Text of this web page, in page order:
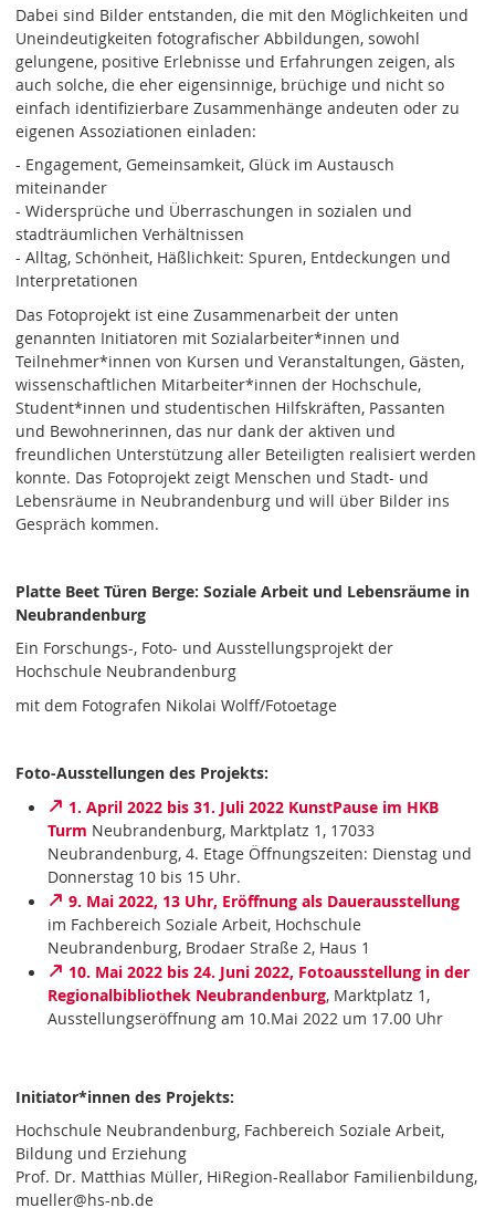
Dabei sind Bilder entstanden, die mit den Möglichkeiten und
Uneindeutigkeiten fotografischer Abbildungen, sowohl
gelungene, positive Erlebnisse und Erfahrungen zeigen, als
auch solche, die eher eigensinnige, brüchige und nicht so
einfach identifizierbare Zusammenhänge andeuten oder zu
eigenen Assoziationen einladen:
- Engagement, Gemeinsamkeit, Glück im Austausch
miteinander
- Widersprüche und Überraschungen in sozialen und
stadträumlichen Verhältnissen
- Alltag, Schönheit, Häßlichkeit: Spuren, Entdeckungen und
Interpretationen
Das Fotoprojekt ist eine Zusammenarbeit der unten
genannten Initiatoren mit Sozialarbeiter*innen und
Teilnehmer*innen von Kursen und Veranstaltungen, Gästen,
wissenschaftlichen Mitarbeiter*innen der Hochschule,
Student*innen und studentischen Hilfskräften, Passanten
und Bewohnerinnen, das nur dank der aktiven und
freundlichen Unterstützung aller Beteiligten realisiert werden
konnte. Das Fotoprojekt zeigt Menschen und Stadt- und
Lebensräume in Neubrandenburg und will über Bilder ins
Gespräch kommen.
Platte Beet Türen Berge: Soziale Arbeit und Lebensräume in
Neubrandenburg
Ein Forschungs-, Foto- und Ausstellungsprojekt der
Hochschule Neubrandenburg
mit dem Fotografen Nikolai Wolff/Fotoetage
Foto-Ausstellungen des Projekts:
1. April 2022 bis 31. Juli 2022 KunstPause im HKB
Turm Neubrandenburg, Marktplatz 1, 17033
Neubrandenburg, 4. Etage Öffnungszeiten: Dienstag und
Donnerstag 10 bis 15 Uhr.
9. Mai 2022, 13 Uhr, Eröffnung als Dauerausstellung
im Fachbereich Soziale Arbeit, Hochschule
Neubrandenburg, Brodaer Straße 2, Haus 1
10. Mai 2022 bis 24. Juni 2022, Fotoausstellung in der
Regionalbibliothek Neubrandenburg, Marktplatz 1,
Ausstellungseröffnung am 10.Mai 2022 um 17.00 Uhr
Initiator*innen des Projekts:
Hochschule Neubrandenburg, Fachbereich Soziale Arbeit,
Bildung und Erziehung
Prof. Dr. Matthias Müller, HiRegion-Reallabor Familienbildung,
mueller@hs-nb.de